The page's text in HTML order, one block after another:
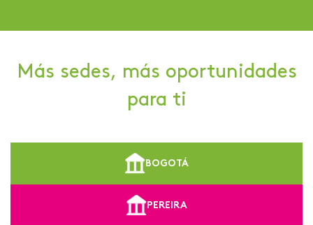
Más sedes, más oportunidades
para ti
BOGOTÁ
PEREIRA